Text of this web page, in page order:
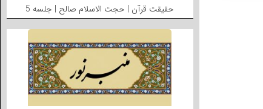
حقیقت قرآن | حجت الاسلام صالح | جلسه 5